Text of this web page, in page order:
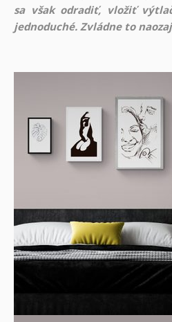
sa však odradiť, vložiť
jednoduché. Zvládne to